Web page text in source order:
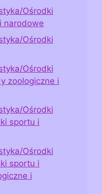
Ośrodki
narodowe
Ośrodki
Ośrodki
zoologiczne i
Ośrodki
sportu i
Ośrodki
sportu i
i